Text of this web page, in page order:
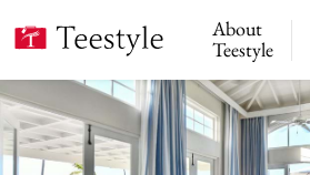
About
Teestyle